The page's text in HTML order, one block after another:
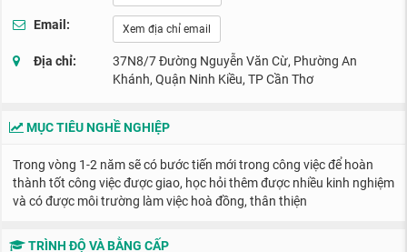
Email: Xem địa chỉ email
Địa chỉ:
37N8/7 Đường Nguyễn Văn Cừ, Phường An
Khánh, Quận Ninh Kiều, TP Cần Thơ
MỤC TIÊU NGHỀ NGHIỆP
Trong vòng 1-2 năm sẽ có bước tiến mới trong công việc để hoàn
thành tốt công việc được giao, học hỏi thêm được nhiều kinh nghiệm
và có được môi trường làm việc hoà đồng, thân thiện
TRÌNH ĐỘ VÀ BẰNG CẤP